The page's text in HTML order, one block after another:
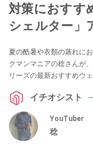
対策におすす
シェルター」
夏の酷暑や衣類の蒸れに
クマンマニアの稔さんが
リーズの最新おすすめウ
イチオシスト
YouTuber
稔